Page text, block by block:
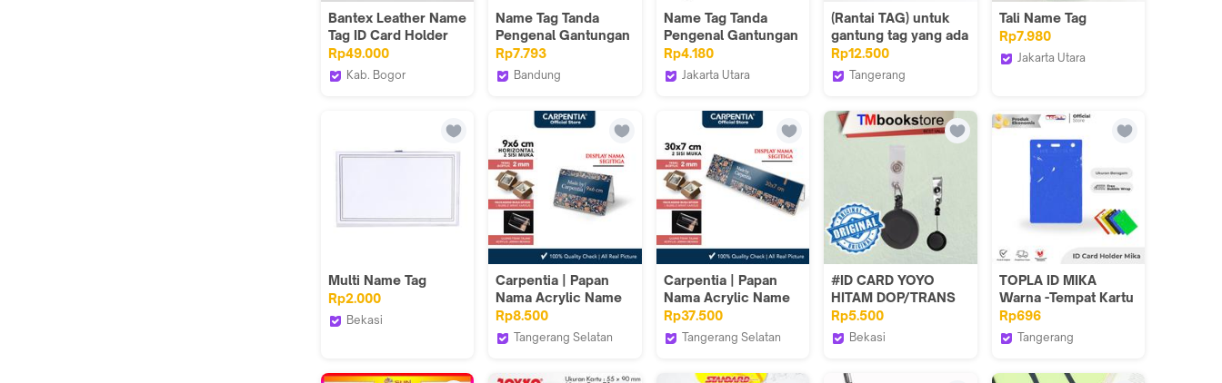
Bantex Leather Name
Tag ID Card Holder
Lime 8869 65 Kulit
Sintetis Lanyard Tali
Rp49.000
Kab. Bogor
Name Tag Tanda
Pengenal Gantungan
Kartu Nama ID Card
Joyko
Rp7.793
Bandung
Name Tag Tanda
Pengenal Gantungan
Kartu Nama Joyko
NT-83
Rp4.180
Jakarta Utara
(Rantai TAG) untuk
gantung tag yang ada
bolongan nya
Rp12.500
Tangerang
Tali Name Tag
Rp7.980
Jakarta Utara
Multi Name Tag
Rp2.000
Bekasi
Carpentia | Papan
Nama Acrylic Name
Label - 9x6 cm
Horizontal
Landscape - [Display
Rp8.500
Tangerang Selatan
Carpentia | Papan
Nama Acrylic Name
Label - 30x7 cm -
[Display Nama Harga
Price Tag Segitiga
Rp37.500
Tangerang Selatan
#ID CARD YOYO
HITAM DOP/TRANS
Rp5.500
Bekasi
Value
TOPLA ID MIKA
Warna -Tempat Kartu
Tali Name Tag-
Rp696
Tangerang